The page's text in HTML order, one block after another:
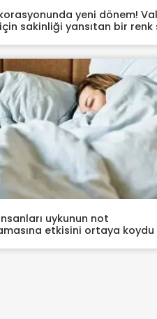
yeni dönem!
sakinliği yansıtan bir renk
uykunun not
etkisini ortaya koydu